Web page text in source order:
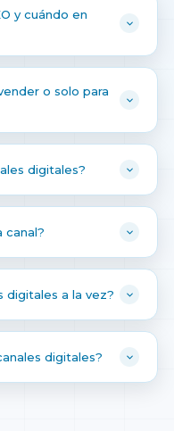
y cuándo en
o solo para
digitales?
canal?
digitales a la vez?
digitales?